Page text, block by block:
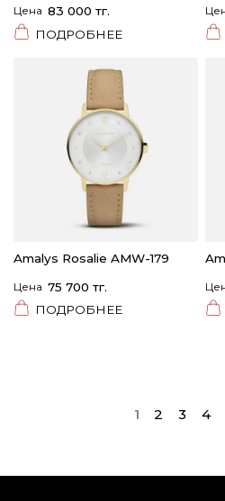
Цена 83 000 тг.
ПОДРОБНЕЕ
Amalys Rosalie AMW-179
Цена 75 700 тг.
ПОДРОБНЕЕ
1 2 3 4